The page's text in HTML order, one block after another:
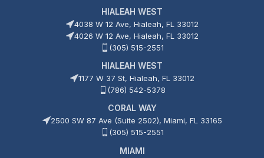
HIALEAH WEST
4038 W 12 Ave, Hialeah, FL 33012
4026 W 12 Ave, Hialeah, FL 33012
(305) 515-2551
HIALEAH WEST
1177 W 37 St, Hialeah, FL 33012
(786) 542-5378
CORAL WAY
2500 SW 87 Ave (Suite 2502), Miami, FL 33165
(305) 515-2551
MIAMI